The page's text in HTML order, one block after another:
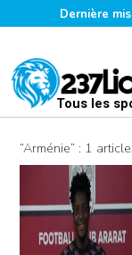
Dernière
Tous les
“Arménie” : 1